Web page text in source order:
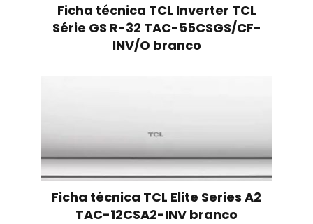
Ficha técnica TCL Inverter TCL
Série GS R-32 TAC-55CSGS/CF-
INV/O branco
Ficha técnica TCL Elite Series A2
TAC-12CSA2-INV branco